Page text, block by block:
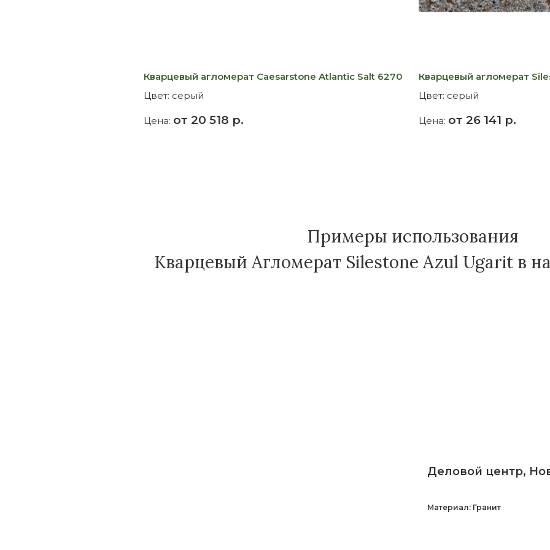
Кварцевый агломерат Caesarstone Atlantic Salt 6270
Цвет: серый
Цена: от 20 518 р.
Кварцевый агломерат
Цвет: серый
Цена: от 26 141 р.
Примеры использования
Кварцевый Агломерат Silestone Azul Ugarit в
Деловой центр,
Материал: Гранит